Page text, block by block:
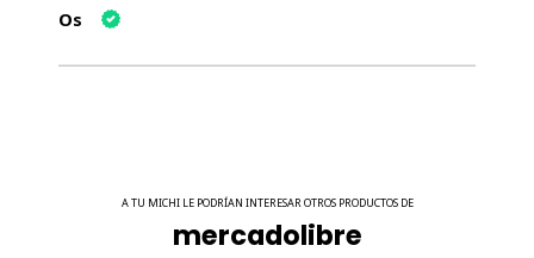
Os
A TU MICHI LE PODRÍAN INTERESAR OTROS PRODUCTOS DE
mercadolibre